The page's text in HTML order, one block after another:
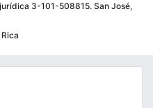
3-101-508815. San José,